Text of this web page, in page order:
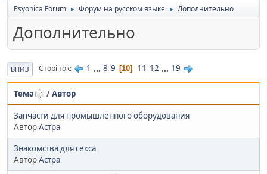
Psyonica Forum ► Форум на русском языке ► Дополнительно
Дополнительно
ВНИЗ Сторінок 1 ... 8 9 10 11 12 ... 19
Тема /Автор
Запчасти для промышленного оборудования
АвторАстра
Знакомства для секса
АвторАстра